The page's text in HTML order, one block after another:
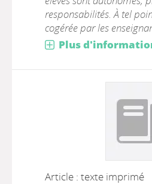
responsabilités. À tel
cogérée par les
Plus
Article : texte imprimé